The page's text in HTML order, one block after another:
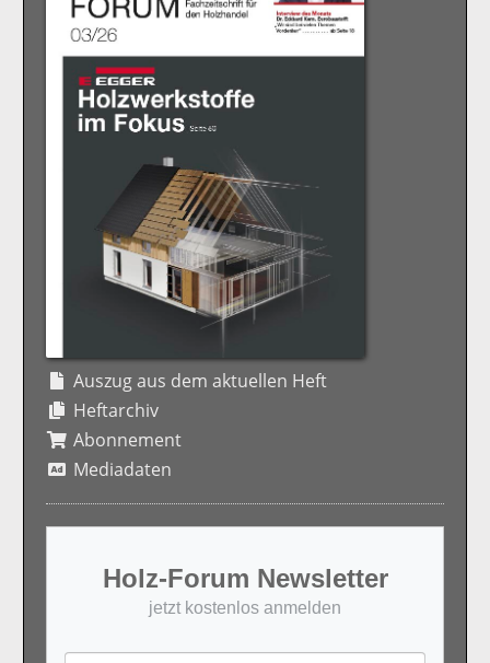
Auszug aus dem aktuellen Heft
Heftarchiv
Abonnement
Mediadaten
Holz-Forum Newsletter
jetzt kostenlos anmelden